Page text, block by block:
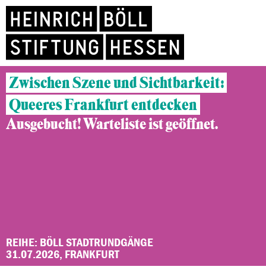
Zwischen Szene und Sichtbarkeit:
Queeres Frankfurt entdecken
Ausgebucht! Warteliste ist geöffnet.
REIHE: BÖLL STADTRUNDGÄNGE
31.07.2026, FRANKFURT